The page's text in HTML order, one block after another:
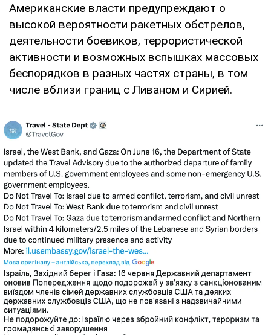
Американские власти предупреждают о
высокой вероятности ракетных обстрелов,
деятельности боевиков, террористической
активности и возможных вспышках массовых
беспорядков в разных частях страны, в том
числе вблизи границ с Ливаном и Сирией.